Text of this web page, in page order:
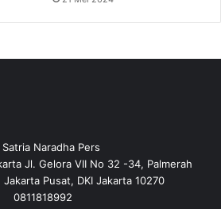
Satria Naradha Pers
Jl. Gelora VII No 32 -34, Palmerah
Pusat, DKI Jakarta 10270
0811818992